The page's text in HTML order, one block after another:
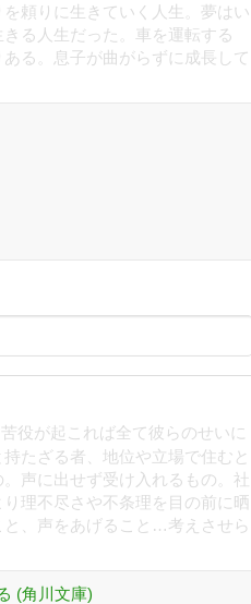
頼りに生きていく人生。夢はい
る人生だった。車を運転する
る。息子が曲がらずに成長して
役が起これば全て彼らのせいに
たざる者、地位や立場で住むと
声に出せず受け入れるもの。社
理不尽さや不条理を目の前に晒
、声をあげること…考えさせら
(角川文庫)